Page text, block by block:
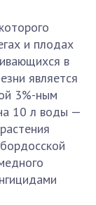
и плодах
в
является
3%-ным
10 л воды —